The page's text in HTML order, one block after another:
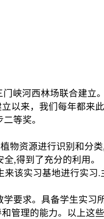
峡河西林场联合建立
以来，我们每年都来
等奖。
物资源进行识别和分类
全,得到了充分的利用。
来该实习基地进行实习.
要求。具备学生实习
管理的能力。以上这